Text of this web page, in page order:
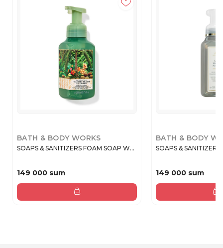
BATH & BODY WORKS
SOAPS & SANITIZERS FOAM SOAP W...
149 000 sum
BATH & BODY
SOAPS &
149 000 sum